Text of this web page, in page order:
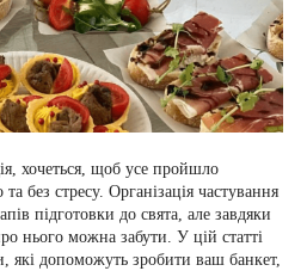
хочеться, щоб усе пройшло
без стресу. Організація частування
підготовки до свята, але завдяки
нього можна забути. У цій статті
які допоможуть зробити ваш банкет,